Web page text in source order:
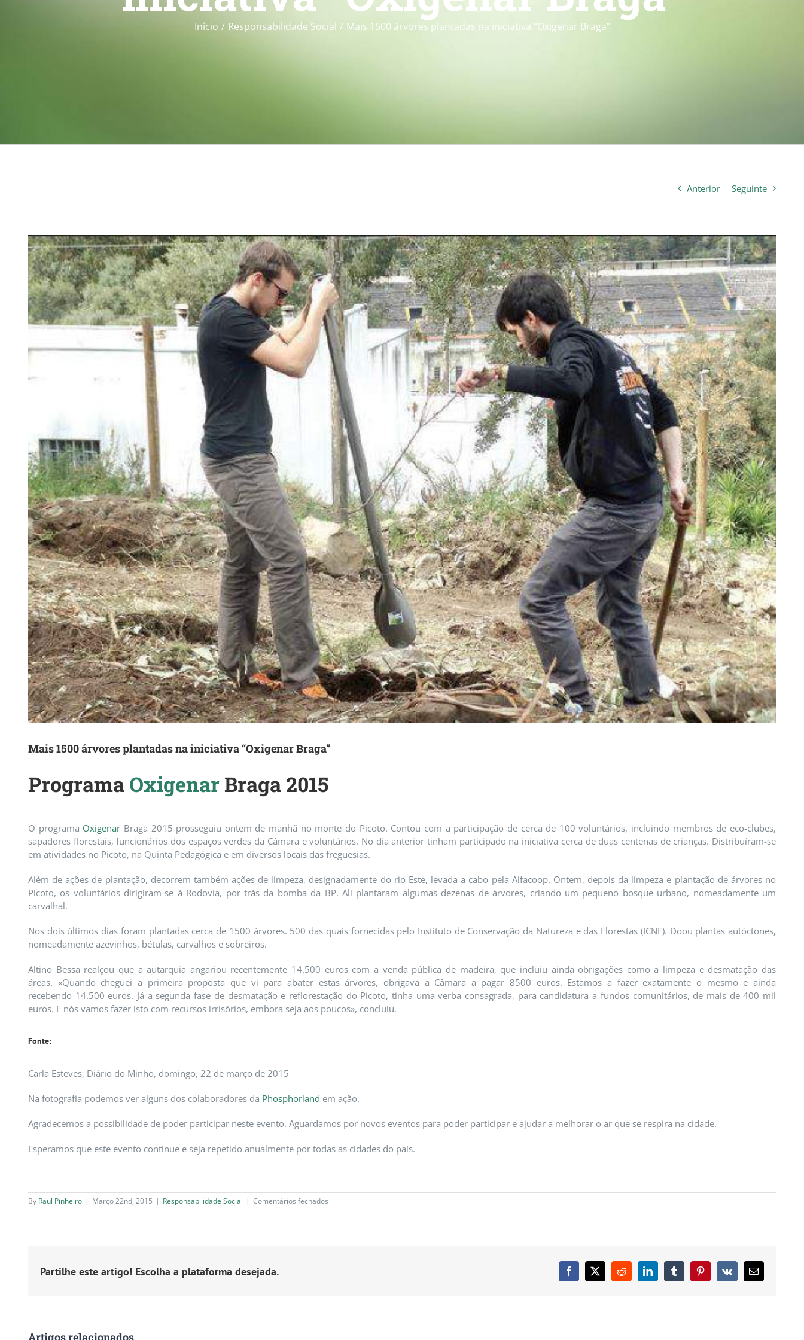
Início Responsabilidade Social Mais 1500 árvores plantadas na iniciativa “Oxigenar Braga”
Anterior Seguinte
View
Larger
Image
Mais 1500 árvores plantadas na iniciativa “Oxigenar Braga”
Programa Oxigenar Braga 2015
O programa Oxigenar Braga 2015 prosseguiu ontem de manhã no monte do Picoto. Contou com a participação de cerca de 100 voluntários, incluindo membros de eco-clubes,
sapadores florestais, funcionários dos espaços verdes da Câmara e voluntários. No dia anterior tinham participado na iniciativa cerca de duas centenas de crianças. Distribuíram-se
em atividades no Picoto, na Quinta Pedagógica e em diversos locais das freguesias.
Além de ações de plantação, decorrem também ações de limpeza, designadamente do rio Este, levada a cabo pela Alfacoop. Ontem, depois da limpeza e plantação de árvores no
Picoto, os voluntários dirigiram-se à Rodovia, por trás da bomba da BP. Ali plantaram algumas dezenas de árvores, criando um pequeno bosque urbano, nomeadamente um
carvalhal.
Nos dois últimos dias foram plantadas cerca de 1500 árvores. 500 das quais fornecidas pelo Instituto de Conservação da Natureza e das Florestas (ICNF). Doou plantas autóctones,
nomeadamente azevinhos, bétulas, carvalhos e sobreiros.
Altino Bessa realçou que a autarquia angariou recentemente 14.500 euros com a venda pública de madeira, que incluiu ainda obrigações como a limpeza e desmatação das
áreas. «Quando cheguei a primeira proposta que vi para abater estas árvores, obrigava a Câmara a pagar 8500 euros. Estamos a fazer exatamente o mesmo e ainda
recebendo 14.500 euros. Já a segunda fase de desmatação e reflorestação do Picoto, tinha uma verba consagrada, para candidatura a fundos comunitários, de mais de 400 mil
euros. E nós vamos fazer isto com recursos irrisórios, embora seja aos poucos», concluiu.
Fonte:
Carla Esteves, Diário do Minho, domingo, 22 de março de 2015
Na fotografia podemos ver alguns dos colaboradores da Phosphorland em ação.
Agradecemos a possibilidade de poder participar neste evento. Aguardamos por novos eventos para poder participar e ajudar a melhorar o ar que se respira na cidade.
Esperamos que este evento continue e seja repetido anualmente por todas as cidades do país.
By Raul Pinheiro | Março 22nd, 2015 | Responsabilidade Social | Comentários fechados
Mais
Partilhe este artigo! Escolha a plataforma desejada. Facebook
X RedditLinkedInTumblrPinterest
Vk
Email